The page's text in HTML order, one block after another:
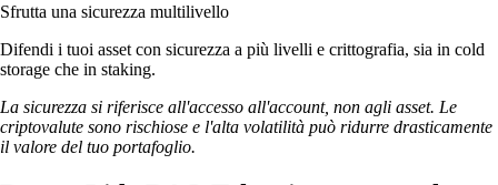
Sfrutta una sicurezza multilivello
Difendi i tuoi asset con sicurezza a più livelli e crittografia, sia in cold
storage che in staking.
La sicurezza si riferisce all'accesso all'account, non agli asset. Le
criptovalute sono rischiose e l'alta volatilità può ridurre drasticamente
il valore del tuo portafoglio.